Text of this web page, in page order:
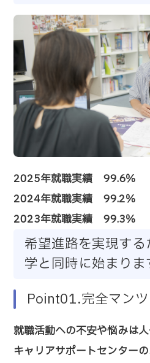
2025年就職実績 99.6％
2024年就職実績 99.2％
2023年就職実績 99.3％
希望進路を実現す
学と同時に始まりま
Point01.完全マン
就職活動への不安や悩みは
キャリアサポートセンター